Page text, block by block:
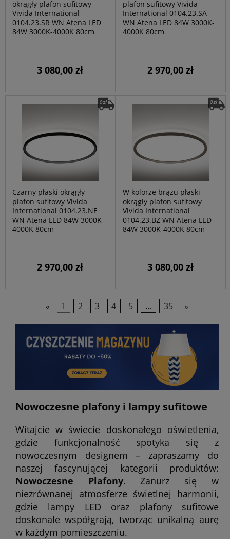
okrągły plafon sufitowy
Vivida International
0104.23.SR WN Atena LED
84W 3000K-4000K 80cm
3 080,00 zł
plafon sufitowy Vivida
International 0104.23.SA
WN Atena LED 84W 3000K-
4000K 80cm
2 970,00 zł
Czarny płaski okrągły
plafon sufitowy Vivida
International 0104.23.NE
WN Atena LED 84W 3000K-
4000K 80cm
2 970,00 zł
W kolorze brązu płaski
okrągły plafon sufitowy
Vivida International
0104.23.BZ WN Atena LED
84W 3000K-4000K 80cm
3 080,00 zł
« 1 2 3 4 5 ... 35 »
Nowoczesne plafony i lampy sufitowe
Witajcie w świecie doskonałego oświetlenia,
gdzie funkcjonalność spotyka się z
nowoczesnym designem – zapraszamy do
naszej fascynującej kategorii produktów:
Nowoczesne Plafony. Zanurz się w
niezrównanej atmosferze świetlnej harmonii,
gdzie lampy LED oraz plafony sufitowe
doskonale współgrają, tworząc unikalną aurę
w każdym pomieszczeniu.